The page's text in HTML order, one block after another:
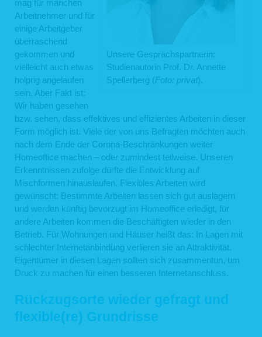
Unsere Gesprächspartnerin:
Studienautorin Prof. Dr. Annette
Spellerberg (Foto: privat).
mag für manchen
Arbeitnehmer und für
einige Arbeitgeber
überraschend
gekommen und
vielleicht auch etwas
holprig angelaufen
sein. Aber Fakt ist:
Wir haben gesehen
bzw. sehen, dass effektives und effizientes Arbeiten in dieser
Form möglich ist. Viele der von uns Befragten möchten auch
nach dem Ende der Corona-Beschränkungen weiter
Homeoffice machen – oder zumindest teilweise. Unseren
Erkenntnissen zufolge dürfte die Entwicklung auf
Mischformen hinauslaufen. Flexibles Arbeiten wird
gewünscht: Bestimmte Arbeiten lassen sich gut auslagern
und werden künftig bevorzugt im Homeoffice erledigt, für
andere Arbeiten kommen die Beschäftigten wieder in den
Betrieb. Für Wohnungen und Häuser heißt das: In Lagen mit
schlechter Internetanbindung verlieren sie an Attraktivität.
Eigentümer in diesen Lagen sollten sich zusammentun, um
Druck zu machen für einen besseren Internetanschluss.
Rückzugsorte wieder gefragt und
flexible(re) Grundrisse